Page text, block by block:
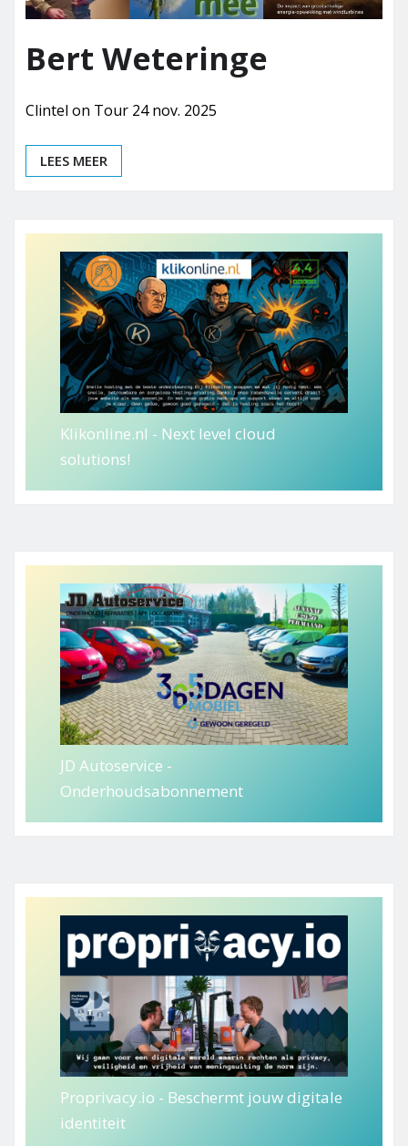
Bert Weteringe
Clintel on Tour 24 nov. 2025
LEES MEER
Klikonline.nl - Next level cloud
solutions!
JD Autoservice -
Onderhoudsabonnement
Proprivacy.io - Beschermt jouw digitale
identiteit